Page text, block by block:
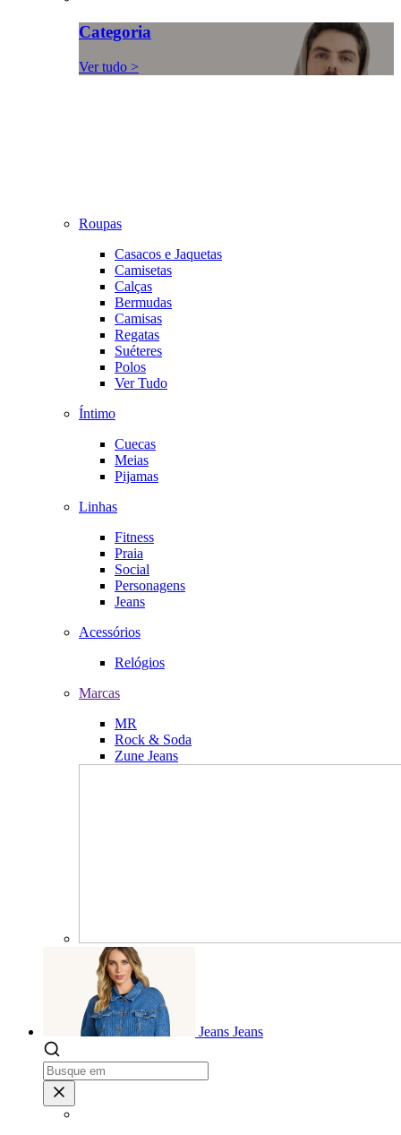
Categoria
Ver tudo >
Roupas
Casacos e Jaquetas
Camisetas
Calças
Bermudas
Camisas
Regatas
Suéteres
Polos
Ver Tudo
Íntimo
Cuecas
Meias
Pijamas
Linhas
Fitness
Praia
Social
Personagens
Jeans
Acessórios
Relógios
Marcas
MR
Rock & Soda
Zune Jeans
Jeans Jeans